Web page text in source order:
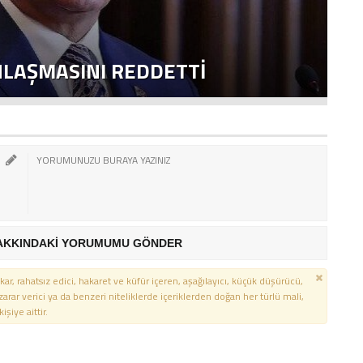
REDDETTI
YORUMUMU GÖNDER
rahatsız edici, hakaret ve küfür içeren, aşağılayıcı, küçük düşürücü,
verici ya da benzeri niteliklerde içeriklerden doğan her türlü mali,
aittir.